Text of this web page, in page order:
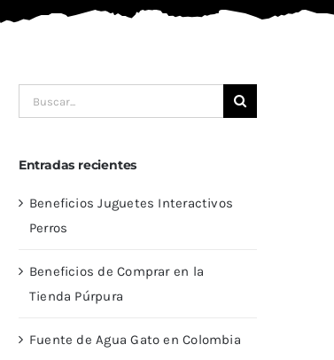
Buscar:
Entradas recientes
Beneficios Juguetes Interactivos
Perros
Beneficios de Comprar en la
Tienda Púrpura
Fuente de Agua Gato en Colombia